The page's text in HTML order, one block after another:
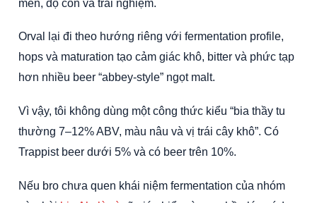
men, độ cồn và trải nghiệm.
Orval lại đi theo hướng riêng với fermentation profile,
hops và maturation tạo cảm giác khô, bitter và phức tạp
hơn nhiều beer “abbey-style” ngọt malt.
Vì vậy, tôi không dùng một công thức kiểu “bia thầy tu
thường 7–12% ABV, màu nâu và vị trái cây khô”. Có
Trappist beer dưới 5% và có beer trên 10%.
Nếu bro chưa quen khái niệm fermentation của nhóm